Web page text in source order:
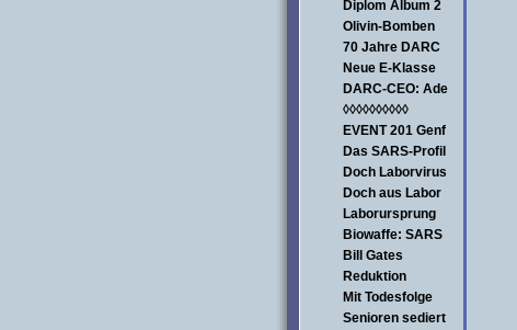
Diplom Album 2
Olivin-Bomben
70 Jahre DARC
Neue E-Klasse
DARC-CEO: Ade
◊◊◊◊◊◊◊◊◊◊
EVENT 201 Genf
Das SARS-Profil
Doch Laborvirus
Doch aus Labor
Laborursprung
Biowaffe: SARS
Bill Gates
Reduktion
Mit Todesfolge
Senioren sediert